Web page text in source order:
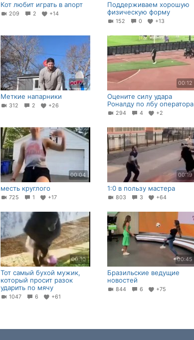
Кот любит играть в апорт
209 2 +14
Поддерживаем хорошую
физическую форму
152 0 +13
00:09
Меткие напарники
312 2 +26
00:12
Оцените силу удара
Роналду по лбу оператора
294 4 +2
00:04
месть круглого
725 1 +17
00:19
1:0 в пользу мастера
803 3 +64
00:10
Тот самый бухой мужик,
который просит разок
ударить по мячу
1047 6 +61
00:45
Бразильские ведущие
новостей
844 6 +75